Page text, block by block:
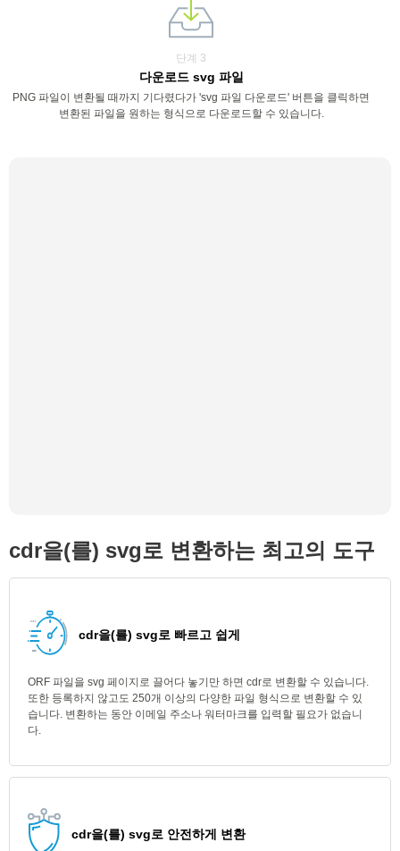
단계 3
다운로드 svg 파일
PNG 파일이 변환될 때까지 기다렸다가 'svg 파일 다운로드' 버튼을 클릭하면
변환된 파일을 원하는 형식으로 다운로드할 수 있습니다.
cdr을(를) svg로 변환하는 최고의 도구
cdr을(를) svg로 빠르고 쉽게
ORF 파일을 svg 페이지로 끌어다 놓기만 하면 cdr로 변환할 수 있습니다.
또한 등록하지 않고도 250개 이상의 다양한 파일 형식으로 변환할 수 있
습니다. 변환하는 동안 이메일 주소나 워터마크를 입력할 필요가 없습니
다.
cdr을(를) svg로 안전하게 변환